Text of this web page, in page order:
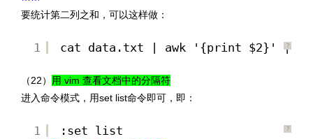
要统计第二列之和，可以这样做：
?
1 cat data.txt | awk '{print $2}' | awk
（22） 用 vim 查看文档中的分隔符
进入命令模式，用set list命令即可，即：
?
1 :set list